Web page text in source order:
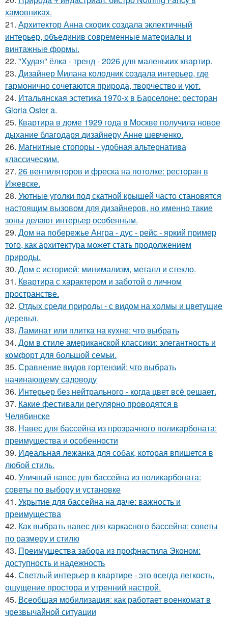
хамовниках.
21. Архитектор Анна скорик создала эклектичный
интерьер, объединив современные материалы и
винтажные формы.
22. "Худая" ёлка - тренд - 2026 для маленьких квартир.
23. Дизайнер Милана колодник создала интерьер, где
гармонично сочетаются природа, творчество и уют.
24. Итальянская эстетика 1970-х в Барселоне: ресторан
Gloria Oster a.
25. Квартира в доме 1929 года в Москве получила новое
дыхание благодаря дизайнеру Анне шевченко.
26. Магнитные стопоры - удобная альтернатива
классическим.
27. 26 вентиляторов и фреска на потолке: ресторан в
Ижевске.
28. Уютные уголки под скатной крышей часто становятся
настоящим вызовом для дизайнеров, но именно такие
зоны делают интерьер особенным.
29. Дом на побережье Ангра - дус - рейс - яркий пример
того, как архитектура может стать продолжением
природы.
30. Дом с историей: минимализм, металл и стекло.
31. Квартира с характером и заботой о личном
пространстве.
32. Отдых среди природы - с видом на холмы и цветущие
деревья.
33. Ламинат или плитка на кухне: что выбрать
34. Дом в стиле американской классики: элегантность и
комфорт для большой семьи.
35. Сравнение видов гортензий: что выбрать
начинающему садоводу
36. Интерьер без нейтрального - когда цвет всё решает.
37. Какие фестивали регулярно проводятся в
Челябинске
38. Навес для бассейна из прозрачного поликарбоната:
преимущества и особенности
39. Идеальная лежанка для собак, которая впишется в
любой стиль.
40. Уличный навес для бассейна из поликарбоната:
советы по выбору и установке
41. Укрытие для бассейна на даче: важность и
преимущества
42. Как выбрать навес для каркасного бассейна: советы
по размеру и стилю
43. Преимущества забора из профнастила Эконом:
доступность и надежность
44. Светлый интерьер в квартире - это всегда легкость,
ощущение простора и утренний настрой.
45. Всеобщая мобилизация: как работает военкомат в
чрезвычайной ситуации